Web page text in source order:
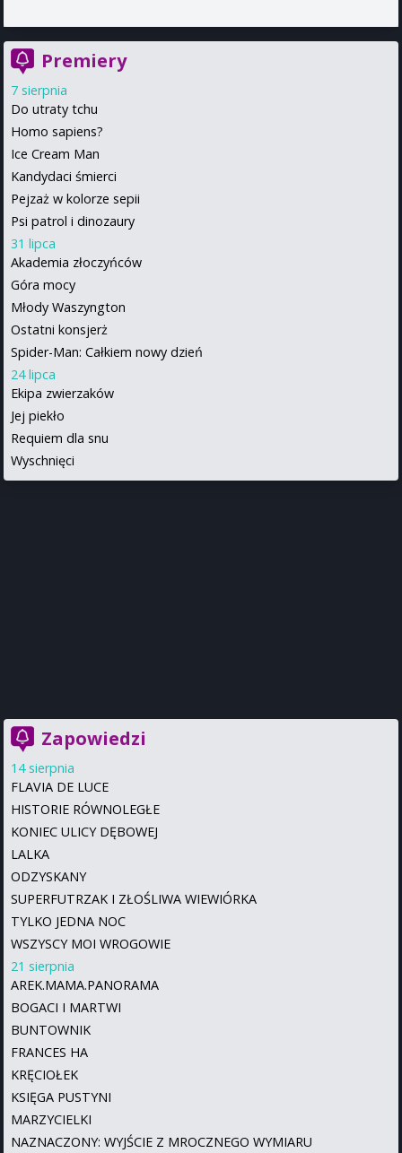
Premiery
7 sierpnia
Do utraty tchu
Homo sapiens?
Ice Cream Man
Kandydaci śmierci
Pejzaż w kolorze sepii
Psi patrol i dinozaury
31 lipca
Akademia złoczyńców
Góra mocy
Młody Waszyngton
Ostatni konsjerż
Spider-Man: Całkiem nowy dzień
24 lipca
Ekipa zwierzaków
Jej piekło
Requiem dla snu
Wyschnięci
Zapowiedzi
14 sierpnia
FLAVIA DE LUCE
HISTORIE RÓWNOLEGŁE
KONIEC ULICY DĘBOWEJ
LALKA
ODZYSKANY
SUPERFUTRZAK I ZŁOŚLIWA WIEWIÓRKA
TYLKO JEDNA NOC
WSZYSCY MOI WROGOWIE
21 sierpnia
AREK.MAMA.PANORAMA
BOGACI I MARTWI
BUNTOWNIK
FRANCES HA
KRĘCIOŁEK
KSIĘGA PUSTYNI
MARZYCIELKI
NAZNACZONY: WYJŚCIE Z MROCZNEGO WYMIARU